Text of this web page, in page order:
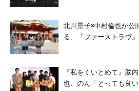
北川景子×中村倫也が公
る、『ファーストラヴ
『私をくいとめて』脳
也、のん「とっても良い